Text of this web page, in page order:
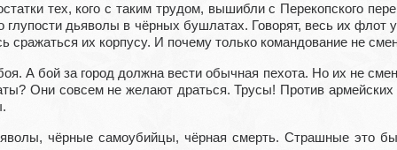
тех, кого с таким трудом, вышибли с Перекопского
дьяволы в чёрных бушлатах. Говорят, весь их флот
их корпусу. И почему только командование не
А бой за город должна вести обычная пехота. Но их не
Они совсем не желают драться. Трусы! Против армейских
чёрные самоубийцы, чёрная смерть. Страшные это